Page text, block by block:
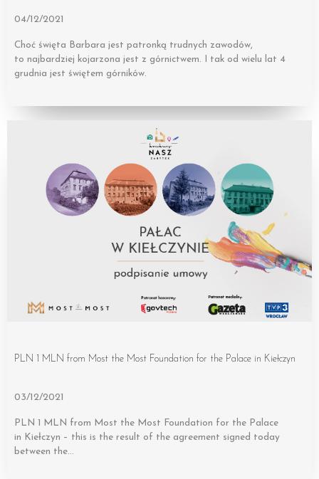
04/12/2021
Choć święta Barbara jest patronką trudnych zawodów,
to najbardziej kojarzona jest z górnictwem. I tak od wielu lat 4
grudnia jest świętem górników.
PLN 1 MLN from Most the Most Foundation for the Palace in Kiełczyn
03/12/2021
PLN 1 MLN from Most the Most Foundation for the Palace
in Kiełczyn – this is the result of the agreement signed today
between the…